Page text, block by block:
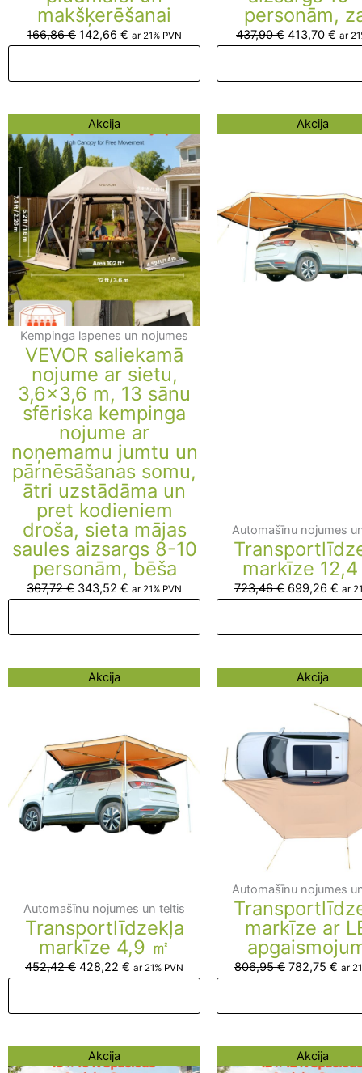
makšķerēšanai
166,86€ 142,66 € ar 21% PVN
personām,
437,90€ 413,70 € ar
Akcija
Kempinga lapenes un nojumes
VEVOR saliekamā
nojume ar sietu,
3,6×3,6 m, 13 sānu
sfēriska kempinga
nojume ar
noņemamu jumtu un
pārnēsāšanas somu,
ātri uzstādāma un
pret kodieniem
droša, sieta mājas
saules aizsargs 8-10
personām, bēša
367,72€
Original
price
was:
367,72 €.
343,52 €
price
is:
343,52 €.
ar 21% PVN
Akcija
Automašīnu nojumes
markīze
723,46€
Original
699,26 € ar
Akcija
Automašīnu nojumes un teltis
Transportlīdzekļa
markīze 4,9 ㎡
452,42€
Original
452,42 €.
428,22 €
428,22 €.
ar 21% PVN
Akcija
Automašīnu nojumes
markīze ar
806,95€
Original
806,95 €.
782,75 €
is:
ar
Akcija
Original
Akcija
Original